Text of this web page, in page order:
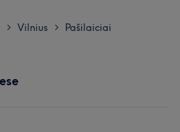
> Vilnius > Pašilaiciai